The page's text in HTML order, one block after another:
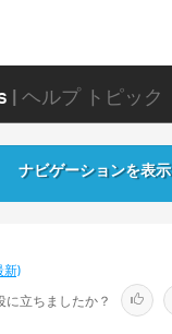
| ヘルプ トピック
ナビゲーションを表示
)
立ちましたか？